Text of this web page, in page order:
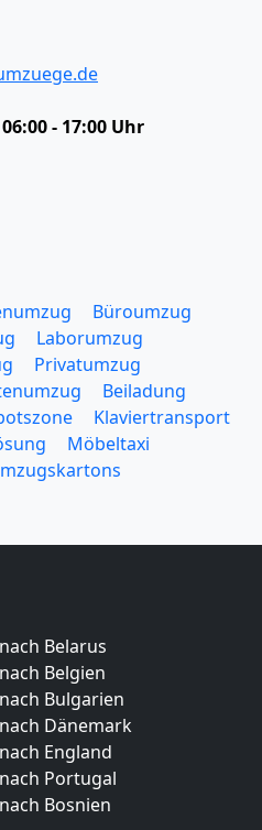
- 17:00 Uhr
Büroumzug
Laborumzug
Privatumzug
Beiladung
Klaviertransport
Möbeltaxi
Belarus
Belgien
Bulgarien
Dänemark
England
Portugal
Bosnien